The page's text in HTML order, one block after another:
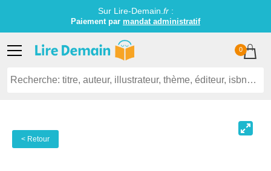
Sur Lire-Demain. fr:
Paiement par mandat administratif
0
< Retour